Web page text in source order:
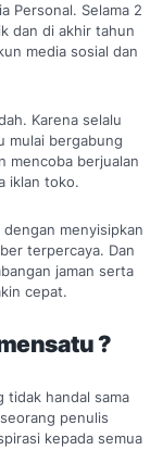
Personal. Selama 2
dan di akhir tahun
media sosial dan
Karena selalu
mulai bergabung
mencoba berjualan
iklan toko.
menyisipkan
terpercaya. Dan
jaman serta
cepat.
?
tidak handal sama
penulis
kepada semua